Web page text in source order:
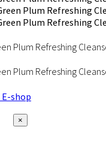
Plum Refreshing
Plum Refreshing
shop
×